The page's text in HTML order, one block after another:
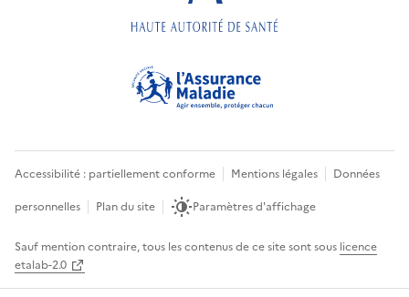
Accessibilité : partiellement conforme Mentions légales
Données
personnelles
Plan du site Paramètres d'affichage
Sauf mention contraire, tous les contenus de ce site sont sous licence
etalab-2.0